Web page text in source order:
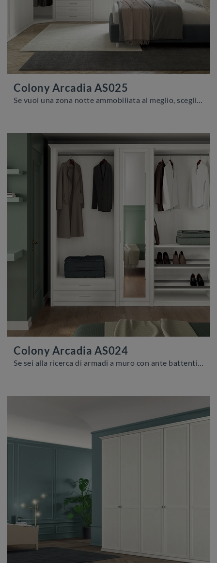
Colony Arcadia AS025
Se vuoi una zona notte ammobiliata al meglio, scegli l'armadio Colony Arcadia AS025 con ante battenti di Colombini Casa!
Colony Arcadia AS024
Se sei alla ricerca di armadi a muro con ante battenti, clicca e scopri l'armadio Colony Arcadia AS024 di Colombini Casa in melaminico.